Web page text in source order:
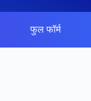
फुल फॉर्म